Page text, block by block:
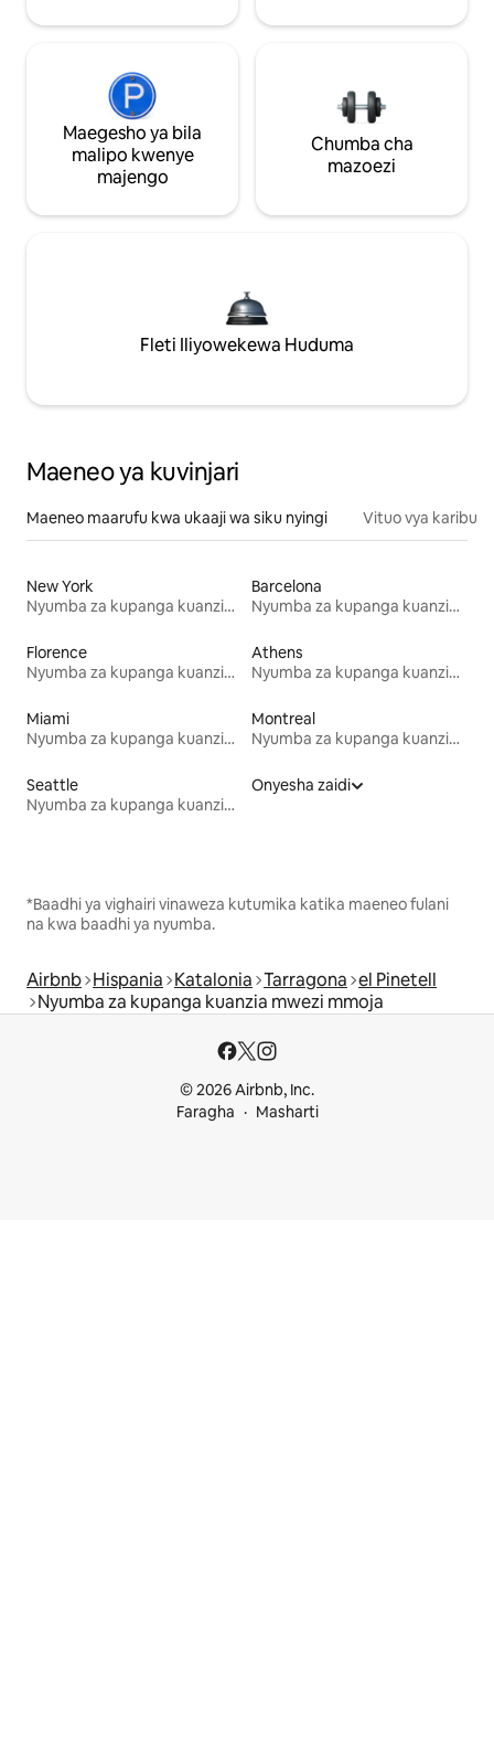
Maegesho ya bila
malipo kwenye
majengo
Chumba cha
mazoezi
Fleti Iliyowekewa Huduma
Maeneo ya kuvinjari
Maeneo maarufu kwa ukaaji wa siku nyingi Vituo vya karibu
New York
Nyumba za kupanga kuanzia mwezi mmoja
Barcelona
Nyumba za kupanga kuanzia mwezi mmoja
Florence
Nyumba za kupanga kuanzia mwezi mmoja
Athens
Nyumba za kupanga kuanzia mwezi mmoja
Miami
Nyumba za kupanga kuanzia mwezi mmoja
Montreal
Nyumba za kupanga kuanzia mwezi mmoja
Seattle
Nyumba za kupanga kuanzia mwezi mmoja
Onyesha zaidi
*Baadhi ya vighairi vinaweza kutumika katika maeneo fulani
na kwa baadhi ya nyumba.
Airbnb Hispania Katalonia Tarragona el Pinetell
Nyumba za kupanga kuanzia mwezi mmoja
© 2026 Airbnb, Inc.
Faragha
Masharti